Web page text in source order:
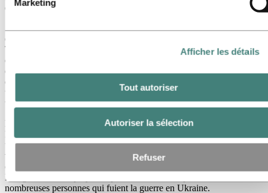
Marketing
Afficher les détails
Tout autoriser
Autoriser la sélection
Refuser
de leur salaire pour soutenir l'action humanitaire.
"La réponse de nos collègues démontre que nous pouvons travailler
ensemble en solidarité avec les personnes dans le besoin", déclare
Tor Egil Skulstad, représentant principal des employés et dirigeant
du CEE d'Hydro. "Je sais combien il est important d'aider les gens
dans une zone de guerre - j'étais dans la FINUL (Force intérimaire
des Nations unies au Liban). Le fait que les employés d'Hydro de
tous nos sites de production contribuent de cette manière me rend
très fier."
En plus de l'argent collecté pour les efforts de l'UNICEF, Hydro en
Pologne a organisé un transport collectif vers et depuis la frontière
ukrainienne pour les 400 employés ukrainiens qui souhaitent faire
venir leur famille en Pologne. Les usines d'extrusion ont également
offert un hébergement temporaire aux familles qui arrivent en
Pologne, et les employés se portent volontaires pour aider les
nombreuses personnes qui fuient la guerre en Ukraine.